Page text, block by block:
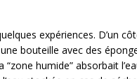
expériences. D’un
bouteille avec des
“zone humide” absorbait